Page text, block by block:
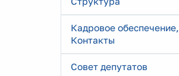
Кадровое обеспечение,
Контакты
Совет депутатов